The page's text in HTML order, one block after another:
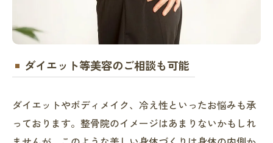
ダイエット等美容のご相談も可能
ダイエットやボディメイク、冷え性といったお悩みも承
っております。整骨院のイメージはあまりないかもしれ